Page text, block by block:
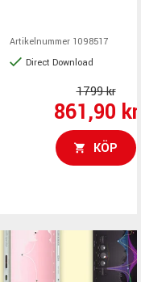
Artikelnummer 1098517
Direct Download
1799 kr
861,90 kr
KÖP